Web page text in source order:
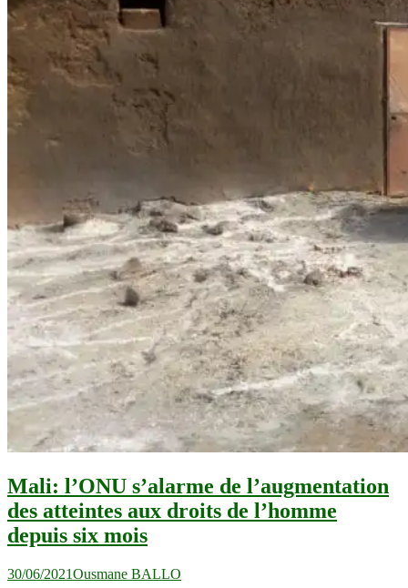
Mali: l’ONU s’alarme de l’augmentation
des atteintes aux droits de l’homme
depuis six mois
30/06/2021Ousmane BALLO